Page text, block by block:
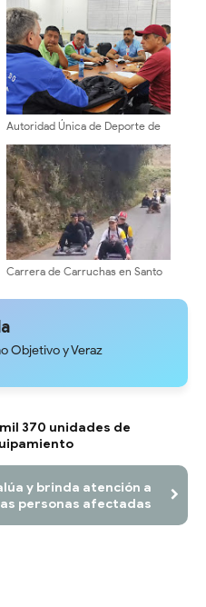
de todo el país en el Hotel
Venetur de Mérida
Autoridad Única de Deporte de
con asociaciones
Carrera de Carruchas en Santo
Quintero
Objetivo y Veraz
370 unidades de
y brinda atención a
personas afectadas